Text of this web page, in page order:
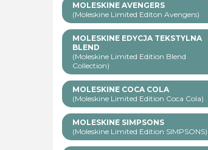
MOLESKINE AVENGERS
(Moleskine Limited Editon Avengers)
MOLESKINE EDYCJA TEKSTYLNA
BLEND
(Moleskine Limited Edition Blend
Collection)
MOLESKINE COCA COLA
(Moleskine Limited Edition Coca Cola)
MOLESKINE SIMPSONS
(Moleskine Limited Edition SIMPSONS)